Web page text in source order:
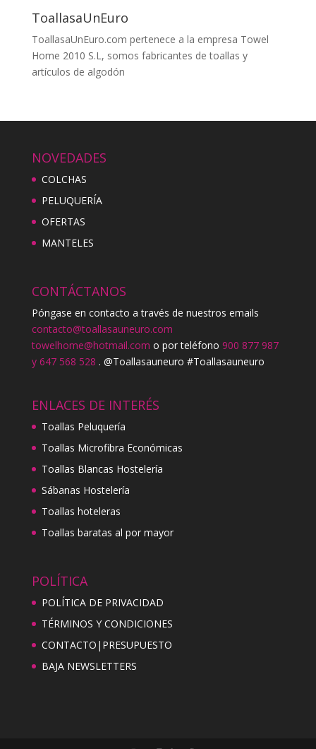
ToallasaUnEuro
ToallasaUnEuro.com pertenece a la empresa Towel
Home 2010 S.L, somos fabricantes de toallas y
artículos de algodón
NOVEDADES
COLCHAS
PELUQUERÍA
OFERTAS
MANTELES
CONTÁCTANOS
Póngase en contacto a través de nuestros emails
contacto@toallasauneuro.com
towelhome@hotmail.com o por teléfono 900 877 987
y 647 568 528 . @Toallasauneuro #Toallasauneuro
ENLACES DE INTERÉS
Toallas Peluquería
Toallas Microfibra Económicas
Toallas Blancas Hostelería
Sábanas Hostelería
Toallas hoteleras
Toallas baratas al por mayor
POLÍTICA
POLÍTICA DE PRIVACIDAD
TÉRMINOS Y CONDICIONES
CONTACTO|PRESUPUESTO
BAJA NEWSLETTERS